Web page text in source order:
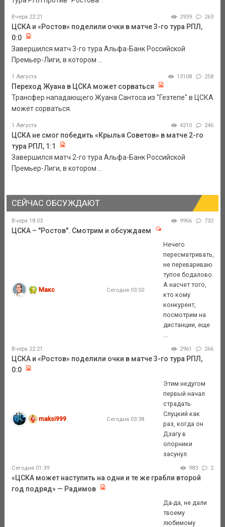
Вчера 22:21 2939 263
ЦСКА и «Ростов» поделили очки в матче 3-го тура РПЛ,
0:0
Завершился матч 3-го тура Альфа-Банк Российской
Премьер-Лиги, в котором ...
1 Августа 13108 258
Переход Жуана в ЦСКА может сорваться
Трансфер нападающего Жуана Сантоса из "Гезтепе" в ЦСКА
может сорваться.
1 Августа 4210 246
ЦСКА не смог победить «Крылья Советов» в матче 2-го
тура РПЛ, 1:1
Завершился матч 2-го тура Альфа-Банк Российской
Премьер-Лиги, в котором ...
СЕЙЧАС ОБСУЖДАЮТ
Вчера 18:03 9966 732
ЦСКА – "Ростов". Смотрим и обсуждаем
Макс Сегодня 03:50
Нечего
пересматривать,
не перевариваю
тупое бодалово.
А насчет того,
кто кому
конкурент,
посмотрим на
дистанции, еще
Вчера 22:21 2961 266
ЦСКА и «Ростов» поделили очки в матче 3-го тура РПЛ,
0:0
maksi999 Сегодня 03:38
Этим недугом
первый начал
страдать
Слуцкий как
раз, когда он
Дзагу в
опорники
засунул.
Сегодня 01:39 983 2
«ЦСКА может наступить на одни и те же грабли второй
год подряд» — Радимов
Да-да, не дали
твоему
любимому